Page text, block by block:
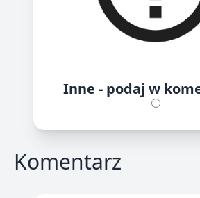
Inne - podaj w
Komentarz